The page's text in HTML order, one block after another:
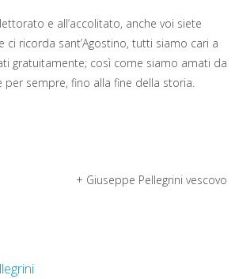
e all’accolitato, anche voi siete
ci ricorda sant’Agostino, tutti siamo cari a
gratuitamente; così come siamo amati da
per sempre, fino alla fine della storia.
+ Giuseppe Pellegrini vescovo